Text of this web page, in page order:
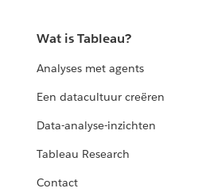
Wat is Tableau?
Analyses met agents
Een datacultuur creëren
Data-analyse-inzichten
Tableau Research
Contact